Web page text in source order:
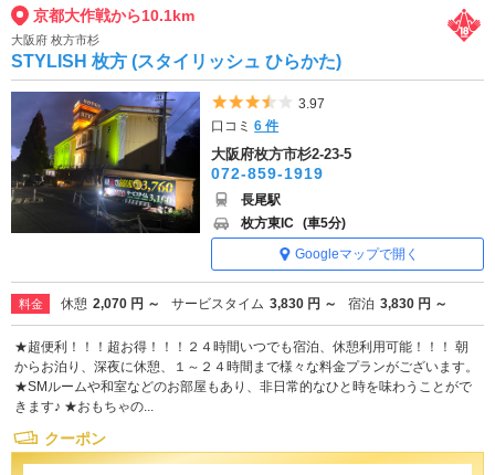
京都大作戦から10.1km
大阪府 枚方市杉
STYLISH 枚方 (スタイリッシュ ひらかた)
5つ星のうち3.5
3.97
口コミ6 件
大阪府枚方市杉2-23-5
072-859-1919
長尾駅
枚方東IC (車5分)
Googleマップで開く
料金 休憩 2,070 円 ～ サービスタイム 3,830 円 ～ 宿泊 3,830 円 ～
★超便利！！！超お得！！！２４時間いつでも宿泊、休憩利用可能！！！ 朝
からお泊り、深夜に休憩、１～２４時間まで様々な料金プランがございます。
★SMルームや和室などのお部屋もあり、非日常的なひと時を味わうことがで
きます♪ ★おもちゃの...
クーポン